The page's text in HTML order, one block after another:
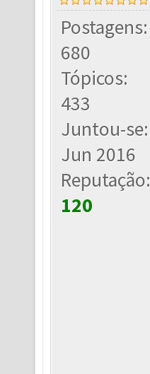
Postagens:
680
Tópicos:
433
Juntou-se:
Jun 2016
Reputação:
120